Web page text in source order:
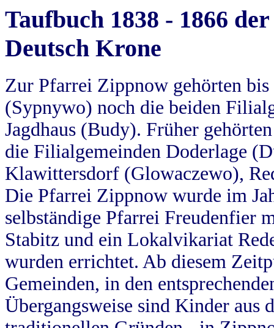
Taufbuch 1838 - 1866
Deutsch Krone
Zur Pfarrei Zippnow gehörten
(Sypnywo) noch die beiden
Jagdhaus (Budy). Früher
die Filialgemeinden Doderlage
Klawittersdorf (Glowaczewo),
Die Pfarrei Zippnow wurde im
selbständige Pfarrei Freudenfier
Stabitz und ein Lokalvikariat
wurden errichtet. Ab diesem
Gemeinden, in den
Übergangsweise sind Kinder aus